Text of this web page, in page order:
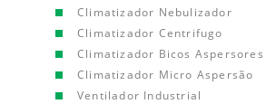
Climatizador Nebulizador
Climatizador Centrifugo
Climatizador Bicos Aspersores
Climatizador Micro Aspersão
Ventilador Industrial